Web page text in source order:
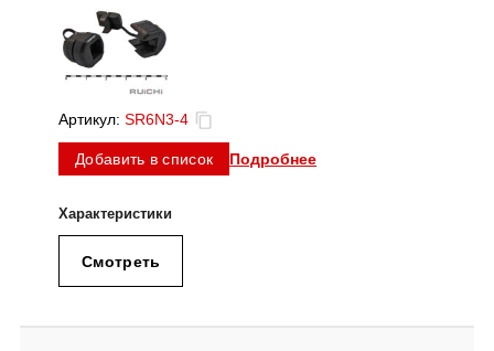
Артикул: SR6N3-4
Добавить в список Подробнее
Смотреть